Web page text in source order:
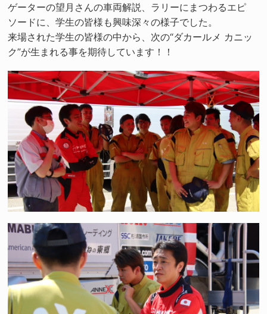
ゲーターの望月さんの車両解説、ラリーにまつわるエピ
ソードに、学生の皆様も興味深々の様子でした。
来場された学生の皆様の中から、次の“ダカールメ カニッ
ク”が生まれる事を期待しています！！